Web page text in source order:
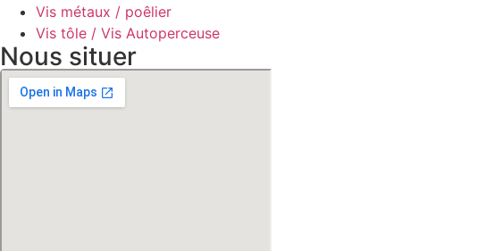
Vis métaux / poêlier
Vis tôle / Vis Autoperceuse
Nous situer